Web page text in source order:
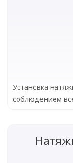
Установка
соблюдением